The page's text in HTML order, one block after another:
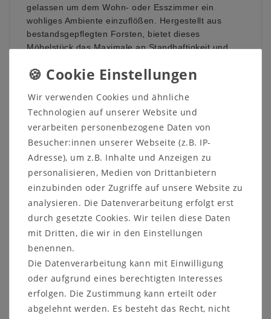
gelassen um dem Wohn- oder Esszimmer ein
wohliges Ambiente einzuflößen. Hergestellt aus
bestandsgepflegten Forsten, bietet dieses
Möbelstück das Maximale an Standhaftigkeit und
Auf Grund verschiedener Bildschirmeinstellungen
sowie der Lichtverhältnisse beim Fotografieren kann
es dazu führen, dass die Farbe des Artikels nicht
authentisch wiedergegeben wird.
Dekorationsartikel sind nicht im Lieferumfang
enthalten.
Weitere Informationen zum
Maße:
Schenkel links : 153 x 83 x 53 cm
Schenkel rechts : 153 x 83 x 53 cm
Wir verwenden Cookies und ähnliche
Technologien auf unserer Website und
verarbeiten personenbezogene Daten von
Besucher:innen unserer Webseite (z.B. IP-
Adresse), um z.B. Inhalte und Anzeigen zu
personalisieren, Medien von Drittanbietern
einzubinden oder Zugriffe auf unsere Website zu
analysieren. Die Datenverarbeitung erfolgt erst
durch gesetzte Cookies. Wir teilen diese Daten
mit Dritten, die wir in den Einstellungen
benennen.
Die Datenverarbeitung kann mit Einwilligung
oder aufgrund eines berechtigten Interesses
erfolgen. Die Zustimmung kann erteilt oder
abgelehnt werden. Es besteht das Recht, nicht